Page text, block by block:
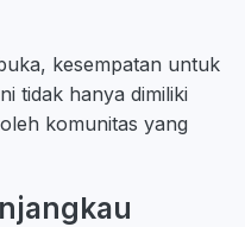
kesempatan untuk
tidak hanya dimiliki
komunitas yang